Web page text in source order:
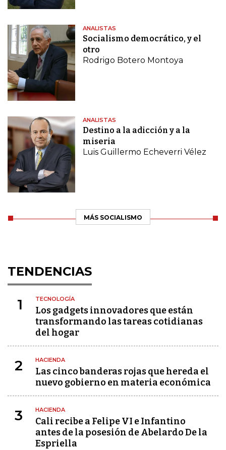
ANALISTAS
Socialismo democrático, y el
otro
Rodrigo Botero Montoya
ANALISTAS
Destino a la adicción y a la
miseria
Luis Guillermo Echeverri Vélez
MÁS SOCIALISMO
TENDENCIAS
1 TECNOLOGÍA
Los gadgets innovadores que están
transformando las tareas cotidianas
del hogar
2 HACIENDA
Las cinco banderas rojas que hereda el
nuevo gobierno en materia económica
3 HACIENDA
Cali recibe a Felipe VI e Infantino
antes de la posesión de Abelardo De la
Espriella